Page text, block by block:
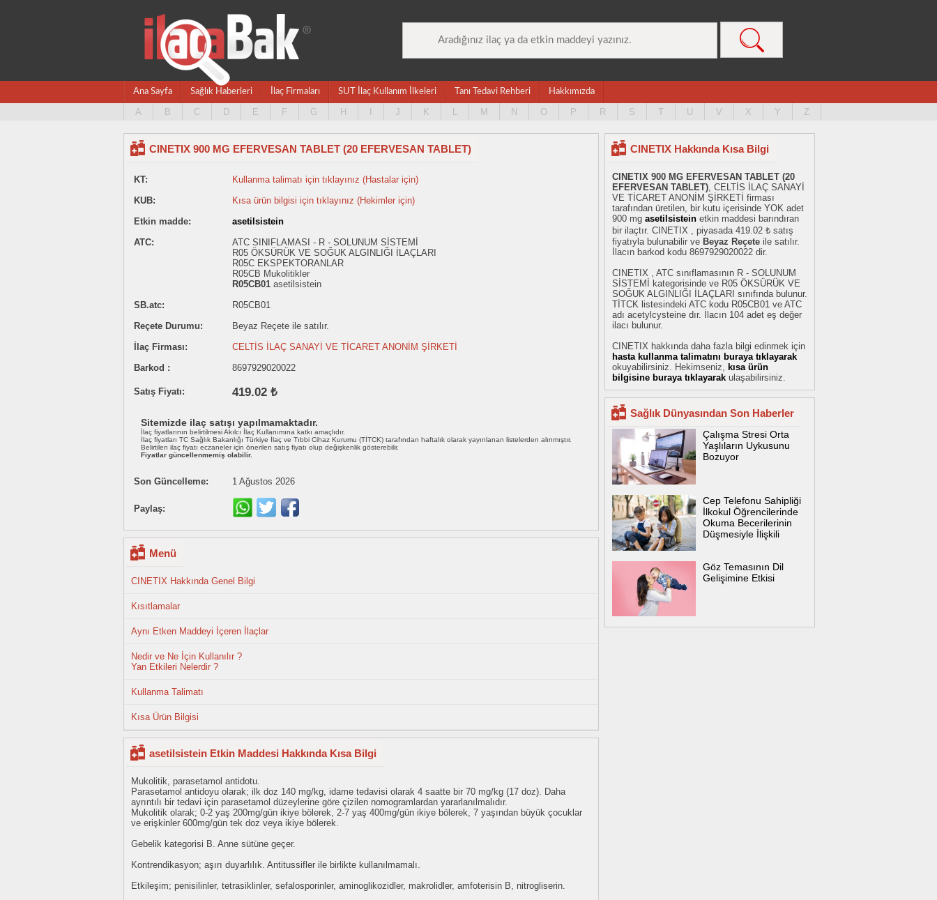
Ana Sayfa Sağlık Haberleri İlaç Firmaları SUT İlaç Kullanım İlkeleri Tanı Tedavi Rehberi Hakkımızda
A B C D E F G H J K L M N O P R S T U V X Y Z
CINETIX 900 MG EFERVESAN TABLET (20 EFERVESAN TABLET)
KT:
Kullanma talimatı için tıklayınız (Hastalar için)
KUB:
Kısa ürün bilgisi için tıklayınız (Hekimler için)
Etkin madde:
asetilsistein
ATC:
ATC SINIFLAMASI - R - SOLUNUM SİSTEMİ
R05 ÖKSÜRÜK VE SOĞUK ALGINLIĞI İLAÇLARI
R05C EKSPEKTORANLAR
R05CB Mukolitikler
R05CB01 asetilsistein
SB.atc:
R05CB01
Reçete Durumu:
Beyaz Reçete ile satılır.
İlaç Firması:
CELTİS İLAÇ SANAYİ VE TİCARET ANONİM ŞİRKETİ
Barkod :
8697929020022
Satış Fiyatı: 419.02 ₺
Sitemizde ilaç satışı yapılmamaktadır.
İlaç fiyatlarının belirtilmesi Akılcı İlaç Kullanımına katkı amaçlıdır.
İlaç fiyatları TC Sağlık Bakanlığı Türkiye İlaç ve Tıbbi Cihaz Kurumu (TİTCK) tarafından haftalık olarak yayınlanan listelerden alınmıştır.
Belirtilen ilaç fiyatı eczaneler için önerilen satış fiyatı olup değişkenlik gösterebilir.
Fiyatlar güncellenmemiş olabilir.
Son Güncelleme: 1 Ağustos 2026
Paylaş:
Menü
CINETIX Hakkında Genel Bilgi
Kısıtlamalar
Aynı Etken Maddeyi İçeren İlaçlar
Nedir ve Ne İçin Kullanılır ?
Yan Etkileri Nelerdir ?
Kullanma Talimatı
Kısa Ürün Bilgisi
asetilsistein Etkin Maddesi Hakkında Kısa Bilgi
Mukolitik, parasetamol antidotu.
Parasetamol antidoyu olarak; ilk doz 140 mg/kg, idame tedavisi olarak 4 saatte bir 70 mg/kg (17 doz). Daha
ayrıntılı bir tedavi için parasetamol düzeylerine göre çizilen nomogramlardan yararlanılmalıdır.
Mukolitik olarak; 0-2 yaş 200mg/gün ikiye bölerek, 2-7 yaş 400mg/gün ikiye bölerek, 7 yaşından büyük çocuklar
ve erişkinler 600mg/gün tek doz veya ikiye bölerek.
Gebelik kategorisi B. Anne sütüne geçer.
Kontrendikasyon; aşırı duyarlılık. Antitussifler ile birlikte kullanılmamalı.
Etkileşim; penisilinler, tetrasiklinler, sefalosporinler, aminoglikozidler, makrolidler, amfoterisin B, nitrogliserin.
CINETIX Hakkında Kısa Bilgi
CINETIX 900 MG EFERVESAN TABLET (20
EFERVESAN TABLET), CELTİS İLAÇ SANAYİ
VE TİCARET ANONİM ŞİRKETİ firması
tarafından üretilen, bir kutu içerisinde YOK adet
900 mg asetilsistein etkin maddesi barındıran
bir ilaçtır. CINETIX , piyasada 419.02 ₺ satış
fiyatıyla bulunabilir ve Beyaz Reçete ile satılır.
İlacın barkod kodu 8697929020022 dir.
CINETIX , ATC sınıflamasının R - SOLUNUM
SİSTEMİ kategorisinde ve R05 ÖKSÜRÜK VE
SOĞUK ALGINLIĞI İLAÇLARI sınıfında bulunur.
TİTCK listesindeki ATC kodu R05CB01 ve ATC
adı acetylcysteine dır. İlacın 104 adet eş değer
ilacı bulunur.
CINETIX hakkında daha fazla bilgi edinmek için
hasta kullanma talimatını buraya tıklayarak
okuyabilirsiniz. Hekimseniz, kısa ürün
bilgisine buraya tıklayarak ulaşabilirsiniz.
Sağlık Dünyasından Son Haberler
Çalışma Stresi Orta
Yaşlıların Uykusunu
Bozuyor
Cep Telefonu Sahipliği
İlkokul Öğrencilerinde
Okuma Becerilerinin
Düşmesiyle İlişkili
Göz Temasının Dil
Gelişimine Etkisi